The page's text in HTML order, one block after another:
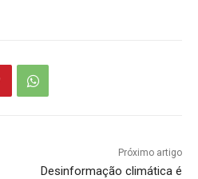
Próximo artigo
Desinformação climática é